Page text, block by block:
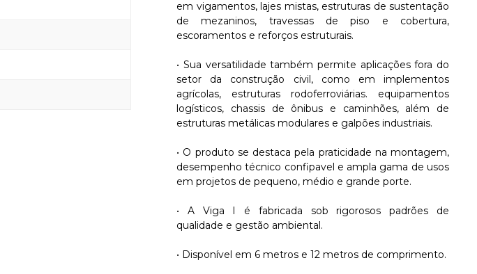
em vigamentos, lajes mistas, estruturas de sustentação
de mezaninos, travessas de piso e cobertura,
escoramentos e reforços estruturais.
• Sua versatilidade também permite aplicações fora do
setor da construção civil, como em implementos
agrícolas, estruturas rodoferroviárias. equipamentos
logísticos, chassis de ônibus e caminhões, além de
estruturas metálicas modulares e galpões industriais.
• O produto se destaca pela praticidade na montagem,
desempenho técnico confipavel e ampla gama de usos
em projetos de pequeno, médio e grande porte.
• A Viga I é fabricada sob rigorosos padrões de
qualidade e gestão ambiental.
• Disponível em 6 metros e 12 metros de comprimento.